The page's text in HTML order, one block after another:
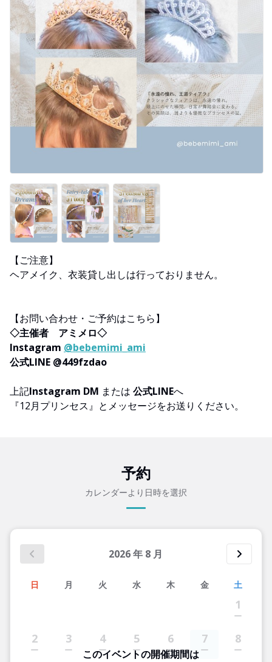
【ご注意】
ヘアメイク、衣装貸し出しは行っておりません。
【お問い合わせ・ご予約はこちら】
◇主催者 アミメロ◇
Instagram @bebemimi_ami
公式LINE @449fzdao
上記Instagram DM または 公式LINEへ
『12月プリンセス』とメッセージをお送りください。
予約
カレンダーより日時を選択
2026年 8 月
日 月 火 水 木 金 土
1
2 3 4 5 6 7 8
このイベントの開催期間は